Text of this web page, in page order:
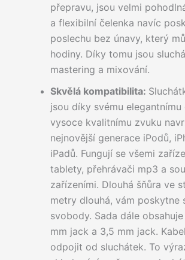
přepravu, jsou velmi
a flexibilní čelenka navíc
poslechu bez únavy, který
hodiny. Díky tomu jsou
mastering a mixování.
Skvělá kompatibilita:
jsou díky svému elegantnímu
vysoce kvalitnímu zvuku
nejnovější generace iPodů,
iPadů. Fungují se všemi
tablety, přehrávači mp3 a
zařízeními. Dlouhá šňůra ve
metry dlouhá, vám poskytne
svobody. Sada dále
mm jack a 3,5 mm jack.
odpojit od sluchátek. To